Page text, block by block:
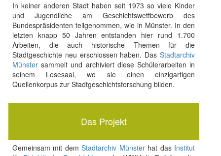
In keiner anderen Stadt haben seit 1973 so viele Kinder
und Jugendliche am Geschichtswettbewerb des
Bundespräsidenten teilgenommen, wie in Münster. In den
letzten knapp 50 Jahren entstanden hier rund 1.700
Arbeiten, die auch historische Themen für die
Stadtgeschichte neu erschlossen haben. DasStadtarchiv
Münstersammelt und archiviert diese Schülerarbeiten in
seinem Lesesaal, wo sie einen einzigartigen
Quellenkorpus zur Stadtgeschichtsforschung bilden.
Das Projekt
Gemeinsam mit demStadtarchiv Münsterhat das Institut